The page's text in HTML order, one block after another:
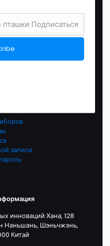
после продажи
записи
инноваций Хана, 128
Наньшань, Шэньчжэнь,
Китай